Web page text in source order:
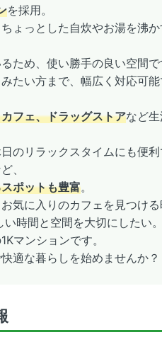
を採用。
ょっとした自炊やお湯を沸
ため、使い勝手の良い空間で
たい方まで、幅広く対応可
フェ、ドラッグストアなど
のリラックスタイムにも便
、
ポットも豊富。
気に入りのカフェを見つけ
時間と空間を大切にしたい。
マンションです。
適な暮らしを始めませんか？